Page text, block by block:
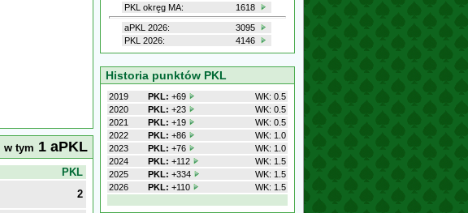
w tym 1 aPKL
PKL
2
PKL okręg MA:
1618
aPKL 2026:
3095
PKL 2026:
4146
Historia punktów PKL
2019 PKL: +69
WK: 0.5
2020
PKL: +23
WK: 0.5
2021
PKL: +19
WK: 0.5
2022
PKL: +86
WK: 1.0
2023
PKL: +76
WK: 1.0
2024
PKL: +112
WK: 1.5
2025
PKL: +334
WK: 1.5
2026
PKL: +110 WK: 1.5